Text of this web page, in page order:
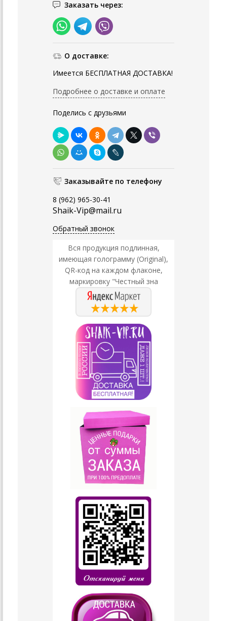
Заказать через:
О доставке:
Имеется БЕСПЛАТНАЯ ДОСТАВКА!
Подробнее о доставке и оплате
Поделись с друзьями
Заказывайте по телефону
8 (962) 965-30-41
Shaik-Vip@mail.ru
Обратный звонок
Вся продукция подлинная,
имеющая голограмму (Original),
QR-код на каждом флаконе,
маркировку "Честный зна